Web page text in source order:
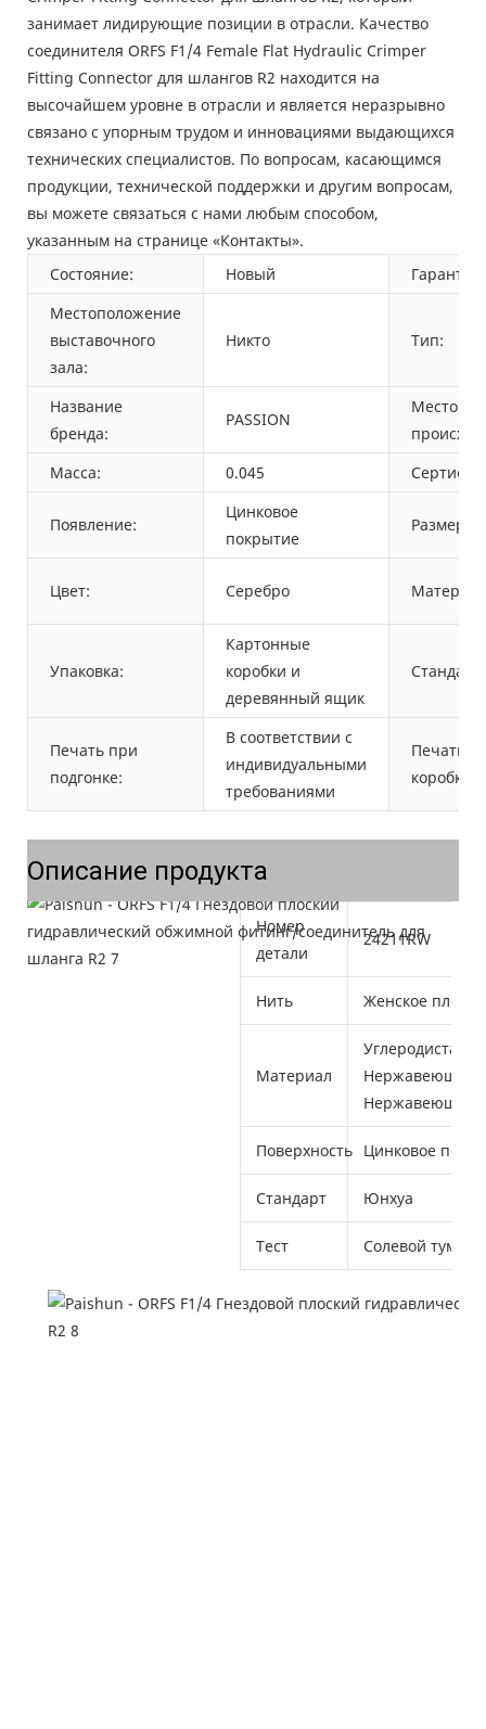
занимает лидирующие позиции в отрасли. Качество
соединителя ORFS F1/4 Female Flat Hydraulic Crimper
Fitting Connector для шлангов R2 находится на
высочайшем уровне в отрасли и является неразрывно
связано с упорным трудом и инновациями выдающихся
технических специалистов. По вопросам, касающимся
продукции, технической поддержки и другим вопросам,
вы можете связаться с нами любым способом,
указанным на странице «Контакты».
Состояние:
Новый
Гарантия:
Местоположение
выставочного
зала:
Никто Тип:
Название
бренда:
PASSION
Место
Масса:
0.045
Появление:
Цинковое
покрытие
Размер:
Цвет: Серебро
Упаковка:
Картонные
коробки и
деревянный ящик
Стандарт:
Печать при
подгонке:
В соответствии с
индивидуальными
требованиями
Печать
коробке:
Описание продукта
Номер
детали
24211RW
Нить Женское
Материал
Углеродистая
Нержавеющая
Нержавеющая
Поверхность Цинковое
Стандарт Юнхуа
Тест Солевой туман